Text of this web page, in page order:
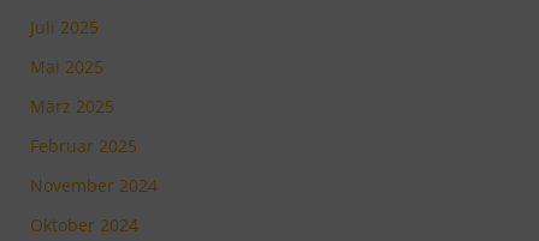
Juli 2025
Mai 2025
März 2025
Februar 2025
November 2024
Oktober 2024